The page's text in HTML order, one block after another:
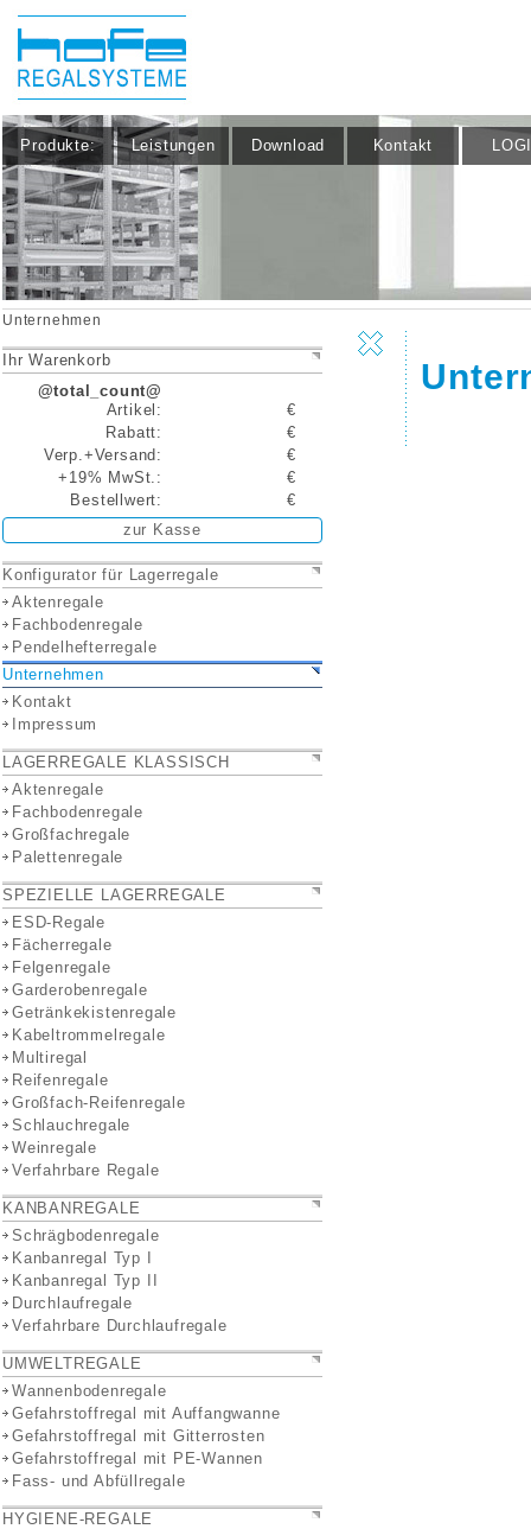
Produkte: Leistungen Download Kontakt
Unternehmen
Ihr Warenkorb
@total_count@
Artikel:
€
Rabatt:
€
Verp.+Versand:
€
+19% MwSt.:
€
Bestellwert:
€
zur Kasse
Konfigurator für Lagerregale
Aktenregale
Fachbodenregale
Pendelhefterregale
Unternehmen
Kontakt
Impressum
LAGERREGALE KLASSISCH
Aktenregale
Fachbodenregale
Großfachregale
Palettenregale
SPEZIELLE LAGERREGALE
ESD-Regale
Fächerregale
Felgenregale
Garderobenregale
Getränkekistenregale
Kabeltrommelregale
Multiregal
Reifenregale
Großfach-Reifenregale
Schlauchregale
Weinregale
Verfahrbare Regale
KANBANREGALE
Schrägbodenregale
Kanbanregal Typ I
Kanbanregal Typ II
Durchlaufregale
Verfahrbare Durchlaufregale
UMWELTREGALE
Wannenbodenregale
Gefahrstoffregal mit Auffangwanne
Gefahrstoffregal mit Gitterrosten
Gefahrstoffregal mit PE-Wannen
Fass- und Abfüllregale
HYGIENE-REGALE